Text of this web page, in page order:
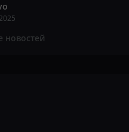
новостей